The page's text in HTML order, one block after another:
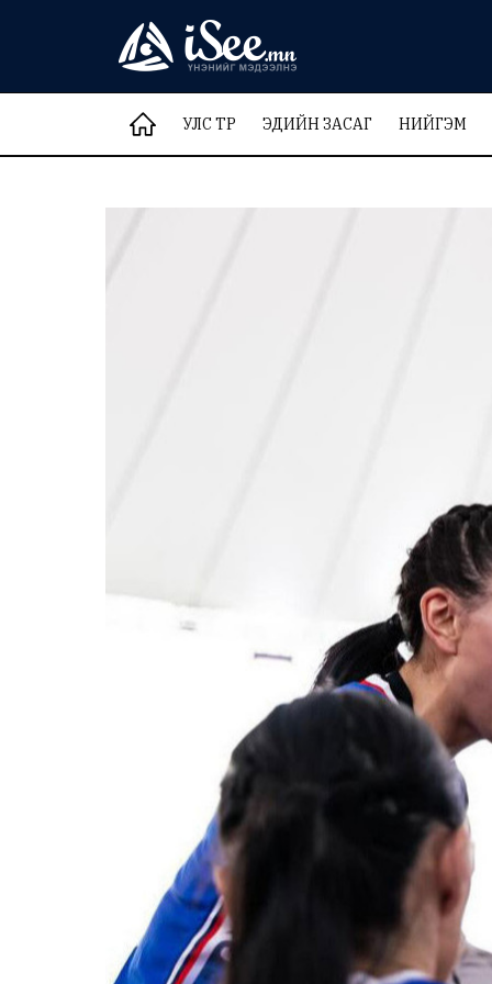
УЛС ТӨР ЭДИЙН ЗАСАГ НИЙГЭМ